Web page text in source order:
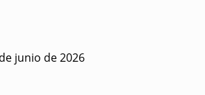
junio de 2026